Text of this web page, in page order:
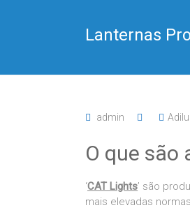
"A
Qualidade
Lanternas
admin
O que são
‘CAT Lights’ são
mais elevadas